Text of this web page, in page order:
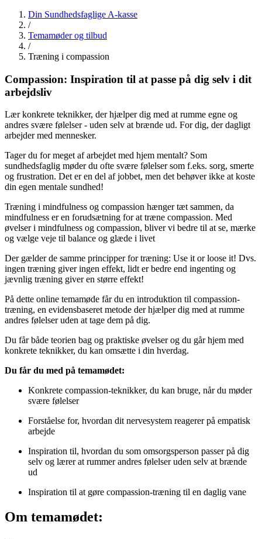
Din Sundhedsfaglige A-kasse
/
Temamøder og tilbud
/
Træning i compassion
Compassion: Inspiration til at passe på dig selv i dit
arbejdsliv
Lær konkrete teknikker, der hjælper dig med at rumme egne og
andres svære følelser - uden selv at brænde ud. For dig, der dagligt
arbejder med mennesker.
Tager du for meget af arbejdet med hjem mentalt? Som
sundhedsfaglig møder du ofte svære følelser som f.eks. sorg, smerte
og frustration. Det er en del af jobbet, men det behøver ikke at koste
din egen mentale sundhed!
Træning i mindfulness og compassion hænger tæt sammen, da
mindfulness er en forudsætning for at træne compassion. Med
øvelser i mindfulness og compassion, bliver vi bedre til at se, mærke
og vælge veje til balance og glæde i livet
Der gælder de samme principper for træning: Use it or loose it! Dvs.
ingen træning giver ingen effekt, lidt er bedre end ingenting og
jævnlig træning giver en større effekt!
På dette online temamøde får du en introduktion til compassion-
træning, en evidensbaseret metode der hjælper dig med at rumme
andres følelser uden at tage dem på dig.
Du får både teorien bag og praktiske øvelser og du går hjem med
konkrete teknikker, du kan omsætte i din hverdag.
Du får du med på temamødet:
Konkrete compassion-teknikker, du kan bruge, når du møder
svære følelser
Forståelse for, hvordan dit nervesystem reagerer på empatisk
arbejde
Inspiration til, hvordan du som omsorgsperson passer på dig
selv og lærer at rummer andres følelser uden selv at brænde
ud
Inspiration til at gøre compassion-træning til en daglig vane
Om temamødet: